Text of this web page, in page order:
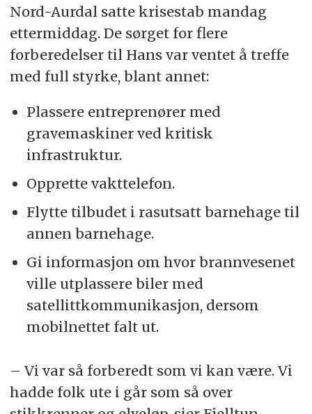
Nord-Aurdal satte krisestab mandag
ettermiddag. De sørget for flere
forberedelser til Hans var ventet å treffe
med full styrke, blant annet:
Plassere entreprenører med
gravemaskiner ved kritisk
infrastruktur.
Opprette vakttelefon.
Flytte tilbudet i rasutsatt barnehage til
annen barnehage.
Gi informasjon om hvor brannvesenet
ville utplassere biler med
satellittkommunikasjon, dersom
mobilnettet falt ut.
– Vi var så forberedt som vi kan være. Vi
hadde folk ute i går som så over